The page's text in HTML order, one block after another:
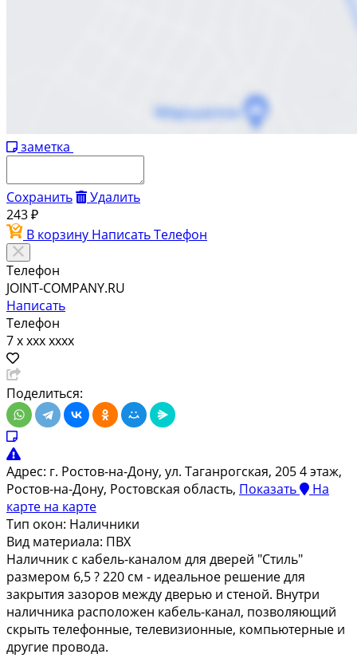
заметка
Сохранить
Удалить
243 ₽
В корзину НаписатьТелефон
Телефон
JOINT-COMPANY.RU
Написать
Телефон
7 x xxx xxxx
Поделиться:
Адрес: г. Ростов-на-Дону, ул. Таганрогская, 205 4 этаж,
Ростов-на-Дону, Ростовская область, Показать
На
карте на карте
Тип окон: Наличники
Вид материала: ПВХ
Наличник с кабель-каналом для дверей "Стиль"
размером 6,5 ? 220 см - идеальное решение для
закрытия зазоров между дверью и стеной. Внутри
наличника расположен кабель-канал, позволяющий
скрыть телефонные, телевизионные, компьютерные и
другие провода.